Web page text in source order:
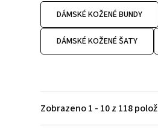
DÁMSKÉ KOŽENÉ BUNDY
DÁMSKÉ KOŽENÉ ŠATY
Zobrazeno 1 - 10 z 118